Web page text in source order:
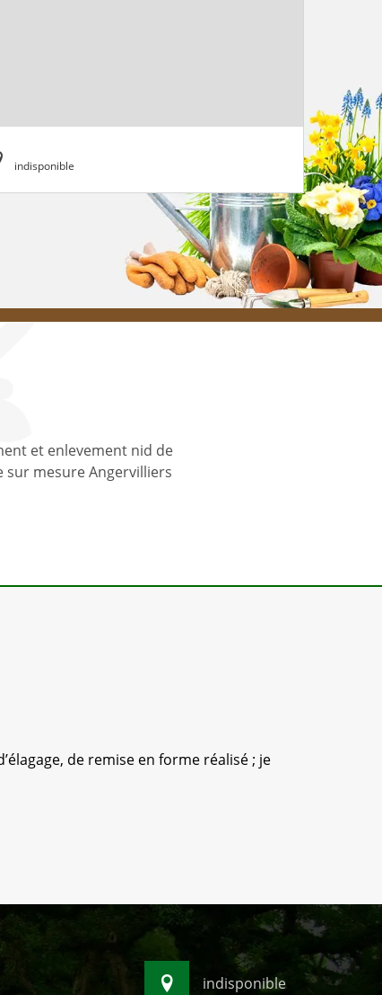
indisponible
et enlevement nid de
sur mesure Angervilliers
de remise en forme réalisé ; je
indisponible